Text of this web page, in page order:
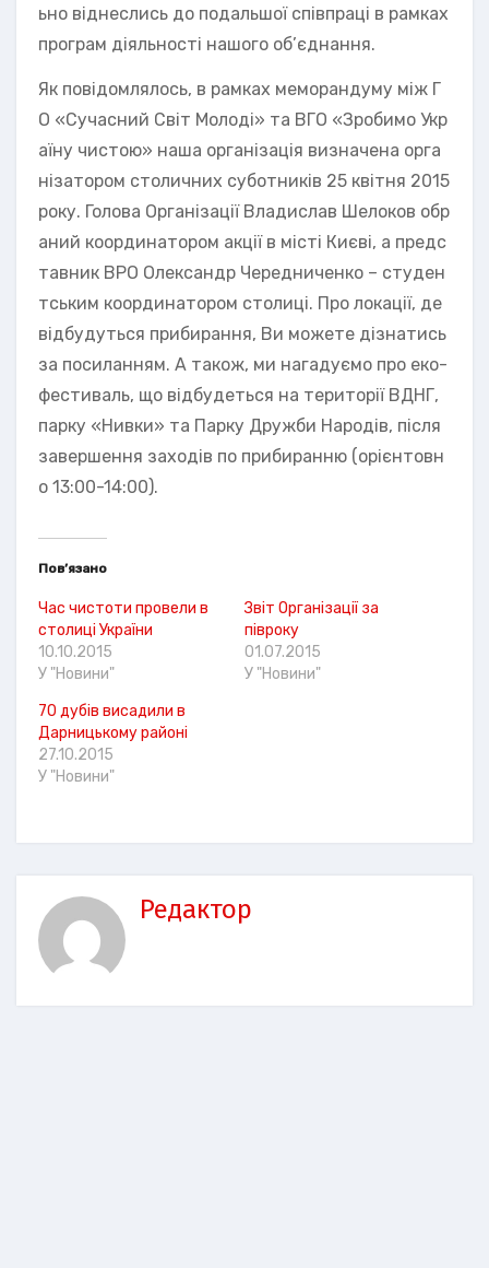
ьно віднеслись до подальшої співпраці в рамках
програм діяльності нашого об’єднання.
Як повідомлялось, в рамках меморандуму між Г
О «Сучасний Світ Молоді» та ВГО «Зробимо Укр
аїну чистою» наша організація визначена орга
нізатором столичних суботників 25 квітня 2015
року. Голова Організації Владислав Шелоков обр
аний координатором акції в місті Києві, а предс
тавник ВРО Олександр Чередниченко – студен
тським координатором столиці. Про локації, де
відбудуться прибирання, Ви можете дізнатись
за посиланням. А також, ми нагадуємо про еко-
фестиваль, що відбудеться на території ВДНГ,
парку «Нивки» та Парку Дружби Народів, після
завершення заходів по прибиранню (орієнтовн
о 13:00-14:00).
Пов’язано
Час чистоти провели в
столиці України
10.10.2015
У "Новини"
Звіт Організації за
півроку
01.07.2015
У "Новини"
70 дубів висадили в
Дарницькому районі
27.10.2015
У "Новини"
Редактор